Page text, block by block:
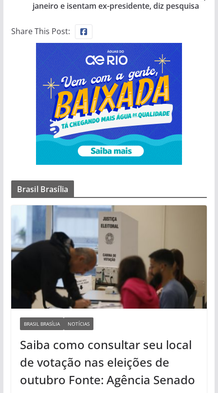
janeiro e isentam ex-presidente, diz pesquisa
Share This Post:
Brasil Brasília
BRASIL BRASÍLIA NOTÍCIAS
Saiba como consultar seu local
de votação nas eleições de
outubro Fonte: Agência Senado